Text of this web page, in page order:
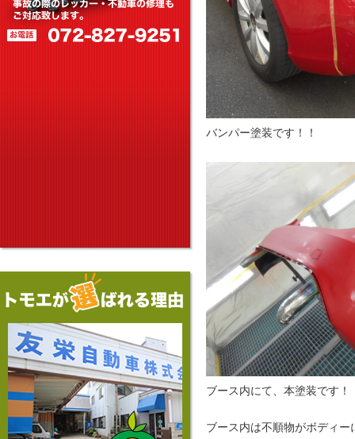
バンパー塗装です！！
ブース内にて、本塗装です！
ブース内は不順物がボディー